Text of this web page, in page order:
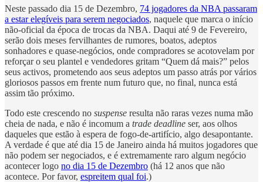
Neste passado dia 15 de Dezembro, 74 jogadores da NBA passaram
a estar elegíveis para serem negociados, naquele que marca o início
não-oficial da época de trocas da NBA. Daqui até 9 de Fevereiro,
serão dois meses fervilhantes de rumores, boatos, adeptos
sonhadores e quase-negócios, onde compradores se acotovelam por
reforçar o seu plantel e vendedores gritam “Quem dá mais?” pelos
seus activos, prometendo aos seus adeptos um passo atrás por vários
gloriosos passos em frente num futuro que, no final, nunca está
assim tão próximo.
Todo este crescendo no suspense resulta não raras vezes numa mão
cheia de nada, e não é incomum a trade deadline ser, aos olhos
daqueles que estão à espera de fogo-de-artifício, algo desapontante.
A verdade é que até dia 15 de Janeiro ainda há muitos jogadores que
não podem ser negociados, e é extremamente raro algum negócio
acontecer logo no dia 15 de Dezembro (há 12 anos que não
acontece. Por favor, espreitem qual foi.)